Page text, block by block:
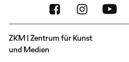
ZKM | Zentrum für Kunst
und Medien